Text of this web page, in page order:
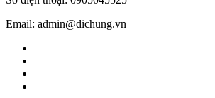
Email: admin@dichung.vn